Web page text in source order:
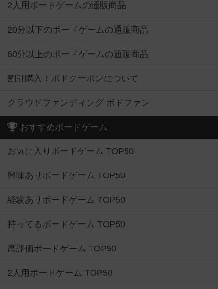
2人用ボードゲームの通販商品
20分以下のボードゲームの通販商品
60分以上のボードゲームの通販商品
割引購入！ボドクーポンについて
クラウドファンディング ボドファン
おすすめボードゲーム
お気に入りボードゲーム TOP50
興味ありボードゲーム TOP50
経験ありボードゲーム TOP50
持ってるボードゲーム TOP50
高評価ボードゲーム TOP50
2人用ボードゲーム TOP50